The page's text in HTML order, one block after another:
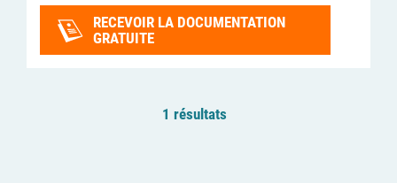
RECEVOIR LA DOCUMENTATION
GRATUITE
1 résultats